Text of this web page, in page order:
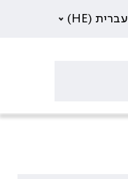
עברית (HE)